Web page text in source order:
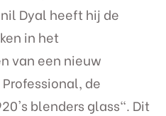
Dyal heeft hij de
in het
van een nieuw
de
blenders glass". Dit